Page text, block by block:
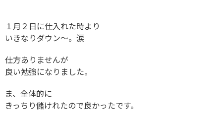
１月２日に仕入れた時より
いきなりダウン〜。涙
仕方ありませんが
良い勉強になりました。
ま、全体的に
きっちり儲けれたので良かったです。